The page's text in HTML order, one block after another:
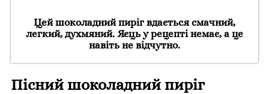
Цей шоколадний пиріг вдається смачний,
легкий, духмяний. Яєць у рецепті немає, а це
навіть не відчутно.
Пісний шоколадний пиріг